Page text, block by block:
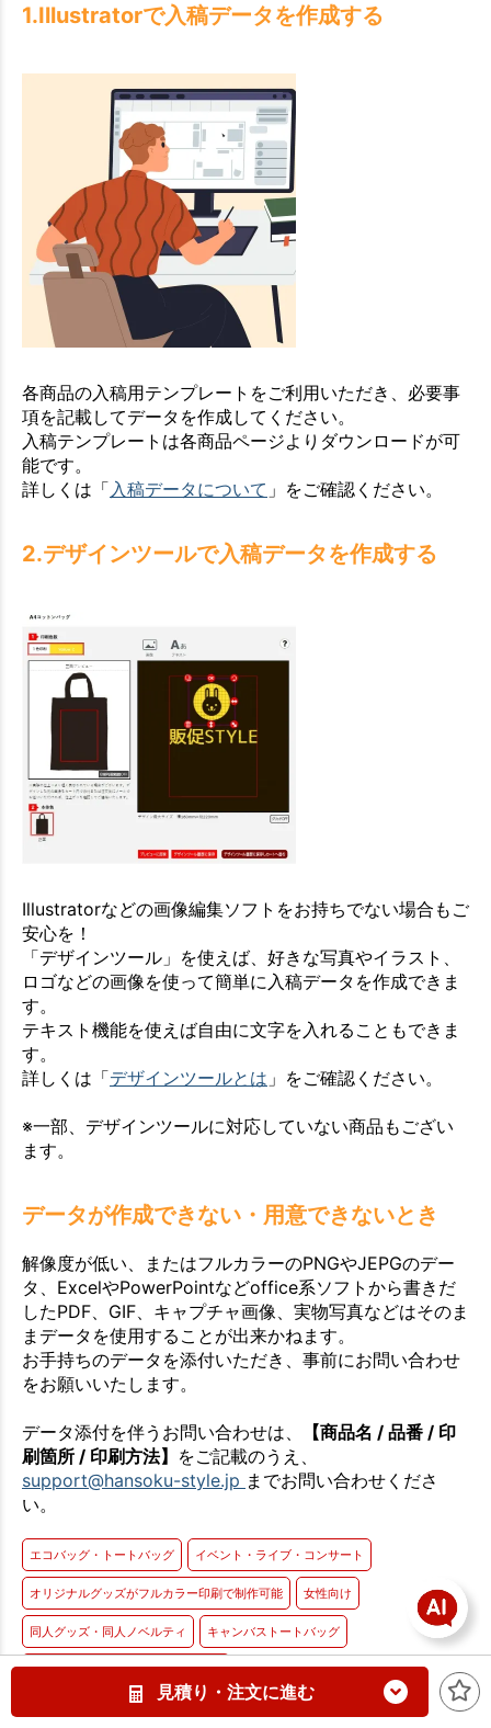
見積り・注文に進む
1.Illustratorで入稿データを作成する
各商品の入稿用テンプレートをご利用いただき、必要事
項を記載してデータを作成してください。
入稿テンプレートは各商品ページよりダウンロードが可
能です。
詳しくは「入稿データについて 」をご確認ください。
2.デザインツールで入稿データを作成する
Illustratorなどの画像編集ソフトをお持ちでない場合もご
安心を！
「デザインツール」を使えば、好きな写真やイラスト、
ロゴなどの画像を使って簡単に入稿データを作成できま
す。
テキスト機能を使えば自由に文字を入れることもできま
す。
詳しくは「デザインツールとは 」をご確認ください。
※一部、デザインツールに対応していない商品もござい
ます。
データが作成できない・用意できないとき
解像度が低い、またはフルカラーのPNGやJEPGのデー
タ、ExcelやPowerPointなどoffice系ソフトから書きだ
したPDF、GIF、キャプチャ画像、実物写真などはそのま
まデータを使用することが出来かねます。
お手持ちのデータを添付いただき、事前にお問い合わせ
をお願いいたします。
データ添付を伴うお問い合わせは、
【商品名 / 品番 / 印
刷箇所 / 印刷方法】 をご記載のうえ、
support@hansoku-style.jp までお問い合わせくださ
い。
エコバッグ・トートバッグ イベント・ライブ・コンサート
オリジナルグッズがフルカラー印刷で制作可能 女性向け
同人グッズ・同人ノベルティ キャンバストートバッグ
その他のエコバッグ・トートバッグ